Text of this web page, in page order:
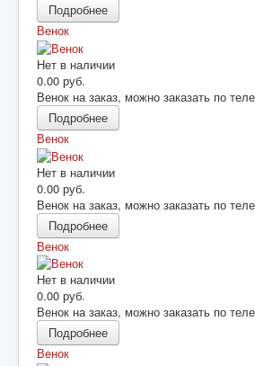
Подробнее
Венок
Нет в наличии
0.00 руб.
Венок на заказ, можно заказать по
Подробнее
Венок
Нет в наличии
0.00 руб.
Венок на заказ, можно заказать по
Подробнее
Венок
Нет в наличии
0.00 руб.
Венок на заказ, можно заказать по
Подробнее
Венок